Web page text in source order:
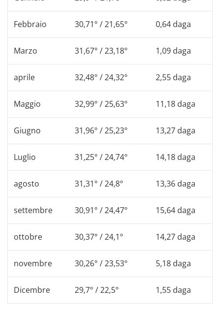
Febbraio 30,71° / 21,65° 0,64 daga
Marzo 31,67° / 23,18° 1,09 daga
aprile 32,48° / 24,32° 2,55 daga
Maggio 32,99° / 25,63° 11,18 daga
Giugno 31,96° / 25,23° 13,27 daga
Luglio 31,25° / 24,74° 14,18 daga
agosto 31,31° / 24,8° 13,36 daga
settembre 30,91° / 24,47° 15,64 daga
ottobre 30,37° / 24,1° 14,27 daga
novembre 30,26° / 23,53° 5,18 daga
Dicembre 29,7° / 22,5° 1,55 daga